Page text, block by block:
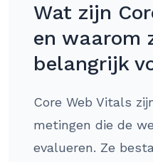
Wat zijn
en waarom
belangrijk
Core Web Vitals
metingen die de
evalueren. Ze